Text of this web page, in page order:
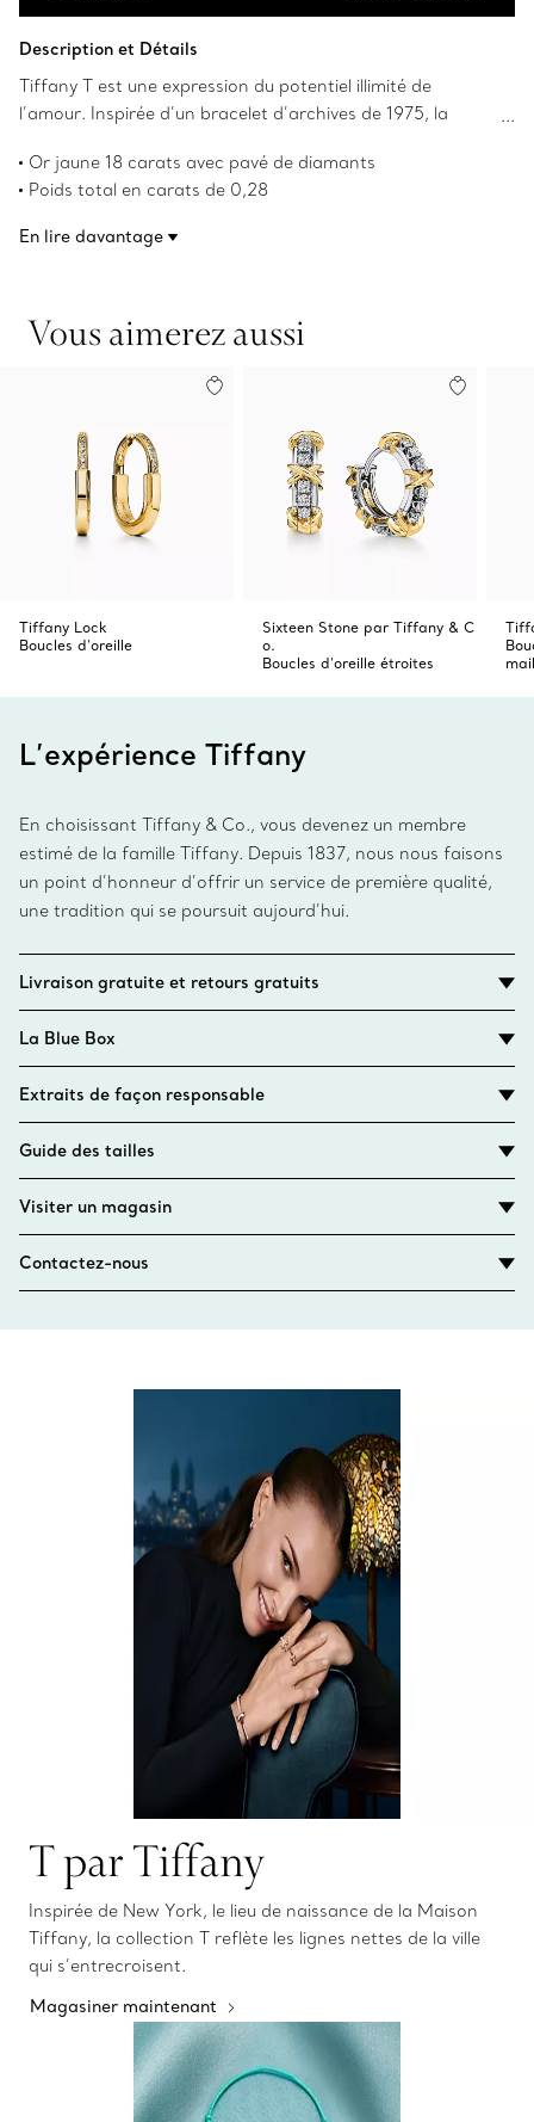
Description et Détails
Tiffany T est une expression du potentiel illimité de
l’amour. Inspirée d’un bracelet d’archives de 1975, la
Maison Tiffany et à l’esprit de New York, que le fondateur
Charles Lewis Tiffany considérait comme un lieu de
sont confectionnées avec précision en or jaune 18 carats.
Or jaune 18 carats avec pavé de diamants
Poids total en carats de 0,28
En lire davantage
Vous aimerez aussi
Tiffany Lock
Boucles d’oreille
Sixteen Stone par Tiffany & C
o.
Boucles d’oreille étroites
L’expérience Tiffany
En choisissant Tiffany & Co., vous devenez un membre
estimé de la famille Tiffany. Depuis 1837, nous nous faisons
un point d’honneur d’offrir un service de première qualité,
une tradition qui se poursuit aujourd’hui.
Livraison gratuite et retours gratuits
La Blue Box
Extraits de façon responsable
Guide des tailles
Visiter un magasin
Contactez-nous
T par Tiffany
Inspirée de New York, le lieu de naissance de la Maison
Tiffany, la collection T reflète les lignes nettes de la ville
qui s’entrecroisent.
Magasiner maintenant